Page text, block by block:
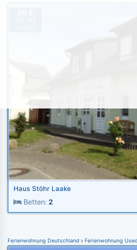
Haus Stöhr Laake
Betten: 2
Ferienwohnung Deutschland Ferienwohnung